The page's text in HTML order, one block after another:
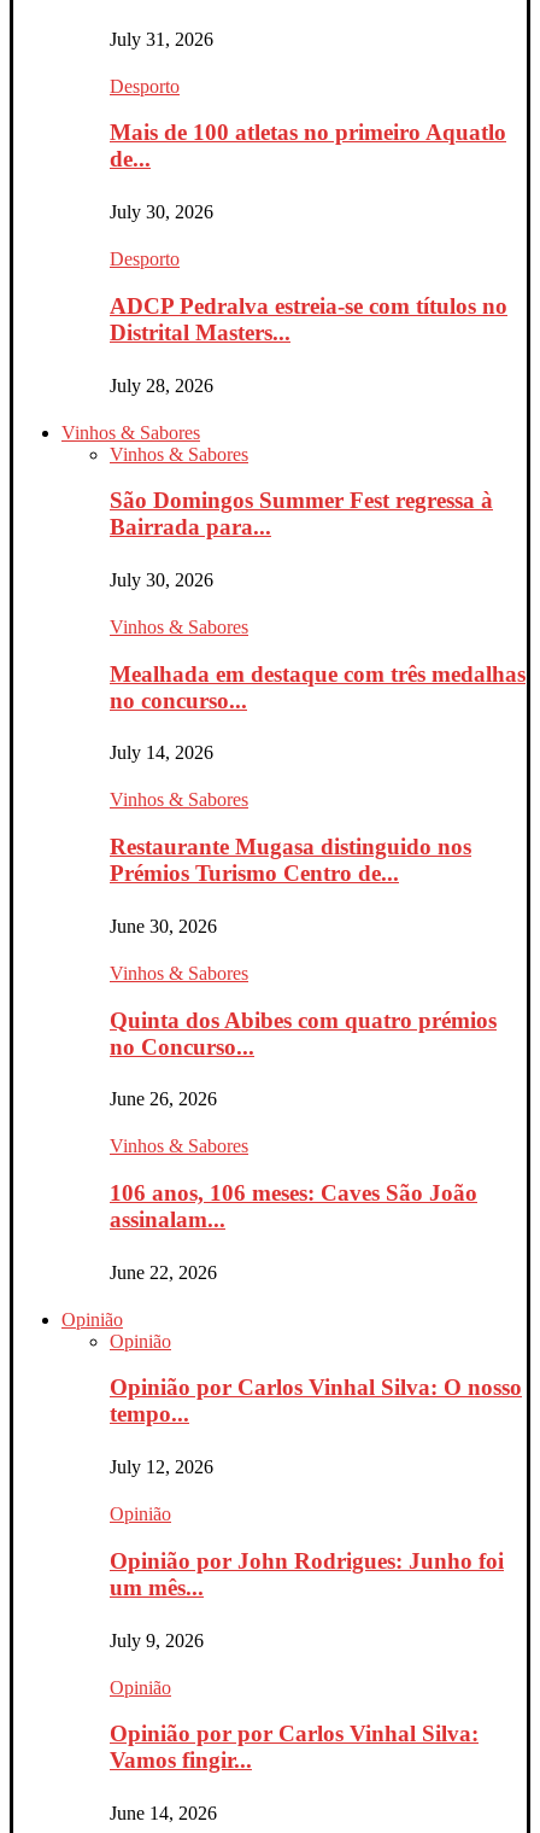
July 31, 2026
Desporto
Mais de 100 atletas no primeiro Aquatlo
de...
July 30, 2026
Desporto
ADCP Pedralva estreia-se com títulos no
Distrital Masters...
July 28, 2026
Vinhos & Sabores
Vinhos & Sabores
São Domingos Summer Fest regressa à
Bairrada para...
July 30, 2026
Vinhos & Sabores
Mealhada em destaque com três medalhas
no concurso...
July 14, 2026
Vinhos & Sabores
Restaurante Mugasa distinguido nos
Prémios Turismo Centro de...
June 30, 2026
Vinhos & Sabores
Quinta dos Abibes com quatro prémios
no Concurso...
June 26, 2026
Vinhos & Sabores
106 anos, 106 meses: Caves São João
assinalam...
June 22, 2026
Opinião
Opinião
Opinião por Carlos Vinhal Silva: O nosso
tempo...
July 12, 2026
Opinião
Opinião por John Rodrigues: Junho foi
um mês...
July 9, 2026
Opinião
Opinião por por Carlos Vinhal Silva:
Vamos fingir...
June 14, 2026